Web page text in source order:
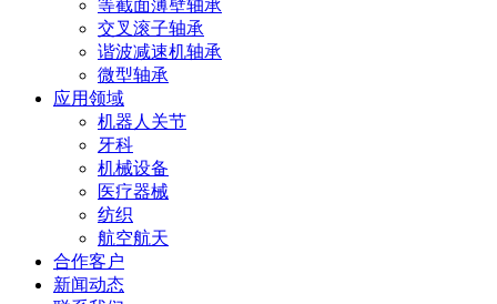
等截面薄壁轴承
交叉滚子轴承
谐波减速机轴承
微型轴承
应用领域
机器人关节
牙科
机械设备
医疗器械
纺织
航空航天
合作客户
新闻动态